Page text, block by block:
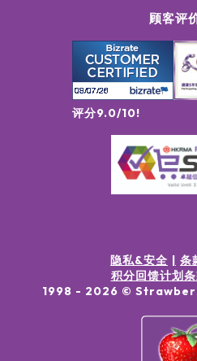
顾客评
评分9.0/10!
隐私&安全
条
积分回馈计划
1998 - 2026 ©